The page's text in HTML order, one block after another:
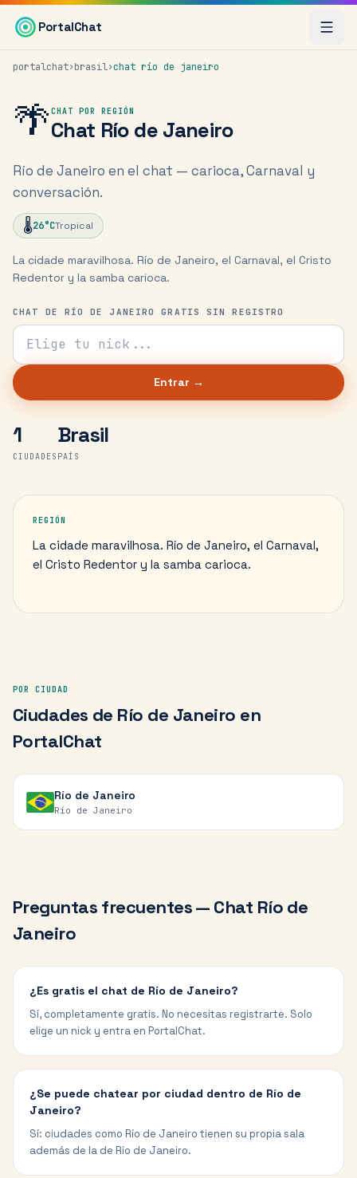
Saltar al contenido principal
PortalChat
portalchat›brasil›chat río de janeiro
🌴 CHAT POR REGIÓN
Chat Río de Janeiro
Río de Janeiro en el chat — carioca, Carnaval y
conversación.
🌡️26°CTropical
La cidade maravilhosa. Río de Janeiro, el Carnaval, el Cristo
Redentor y la samba carioca.
CHAT DE RÍO DE JANEIRO GRATIS SIN REGISTRO
Tu nick para el chat
Entrar →
1
CIUDADES
Brasil
PAÍS
REGIÓN
La cidade maravilhosa. Río de Janeiro, el Carnaval,
el Cristo Redentor y la samba carioca.
POR CIUDAD
Ciudades de Río de Janeiro en
PortalChat
Río de Janeiro
Río de Janeiro
Preguntas frecuentes — Chat Río de
Janeiro
¿Es gratis el chat de Río de Janeiro?
Sí, completamente gratis. No necesitas registrarte. Solo
elige un nick y entra en PortalChat.
¿Se puede chatear por ciudad dentro de Río de
Janeiro?
Sí: ciudades como Río de Janeiro tienen su propia sala
además de la de Río de Janeiro.